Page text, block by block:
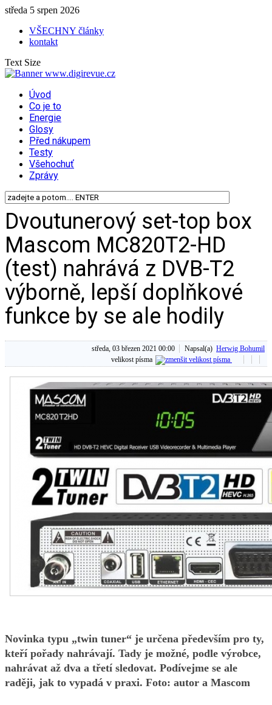
středa 5 srpen 2026
VŠECHNY články
kontakt
Text Size
Úvod
Co je to
Energie
Glosy
Před nákupem
Testy
Všehochuť
Zprávy
Dvoutunerový set-top box
Mascom MC820T2-HD
(test) nahrává z DVB-T2
výborně, lepší doplňkové
funkce by se ale hodily
středa, 03 březen 2021 00:00 Napsal(a) Herwig Bohumil
velikost písma
Novinka typu „twin tuner“ je určena především pro ty,
kteří pořady nahrávají. Tady je možné, podle výrobce,
nahrávat až dva a třetí sledovat. Podívejme se ale
raději, jak to vypadá v praxi. Foto: autor a Mascom